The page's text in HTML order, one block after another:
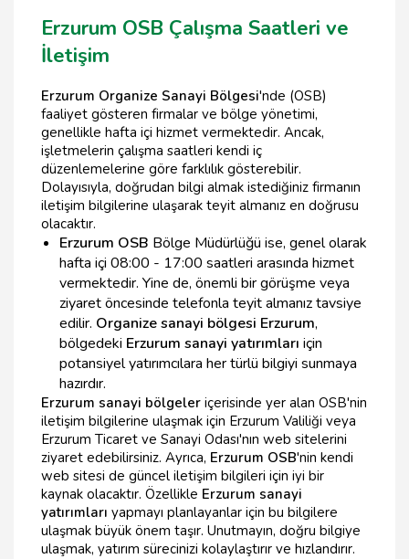
Erzurum OSB Çalışma Saatleri ve
İletişim
Erzurum Organize Sanayi Bölgesi'nde (OSB)
faaliyet gösteren firmalar ve bölge yönetimi,
genellikle hafta içi hizmet vermektedir. Ancak,
işletmelerin çalışma saatleri kendi iç
düzenlemelerine göre farklılık gösterebilir.
Dolayısıyla, doğrudan bilgi almak istediğiniz firmanın
iletişim bilgilerine ulaşarak teyit almanız en doğrusu
olacaktır.
Erzurum OSB Bölge Müdürlüğü ise, genel olarak
hafta içi 08:00 - 17:00 saatleri arasında hizmet
vermektedir. Yine de, önemli bir görüşme veya
ziyaret öncesinde telefonla teyit almanız tavsiye
edilir. Organize sanayi bölgesi Erzurum,
bölgedeki Erzurum sanayi yatırımları için
potansiyel yatırımcılara her türlü bilgiyi sunmaya
hazırdır.
Erzurum sanayi bölgeler içerisinde yer alan OSB'nin
iletişim bilgilerine ulaşmak için Erzurum Valiliği veya
Erzurum Ticaret ve Sanayi Odası'nın web sitelerini
ziyaret edebilirsiniz. Ayrıca, Erzurum OSB'nin kendi
web sitesi de güncel iletişim bilgileri için iyi bir
kaynak olacaktır. Özellikle Erzurum sanayi
yatırımları yapmayı planlayanlar için bu bilgilere
ulaşmak büyük önem taşır. Unutmayın, doğru bilgiye
ulaşmak, yatırım sürecinizi kolaylaştırır ve hızlandırır.